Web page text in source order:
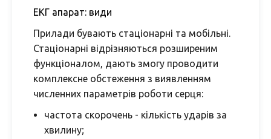
ЕКГ апарат: види
Прилади бувають стаціонарні та мобільні.
Стаціонарні відрізняються розширеним
функціоналом, дають змогу проводити
комплексне обстеження з виявленням
численних параметрів роботи серця:
частота скорочень - кількість ударів за
хвилину;